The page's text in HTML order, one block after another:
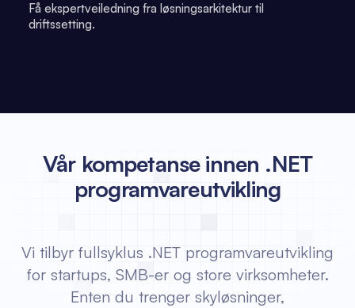
Få ekspertveiledning fra løsningsarkitektur til
driftssetting.
Vår kompetanse innen .NET
programvareutvikling
Vi tilbyr fullsyklus .NET programvareutvikling
for startups, SMB-er og store virksomheter.
Enten du trenger skyløsninger,